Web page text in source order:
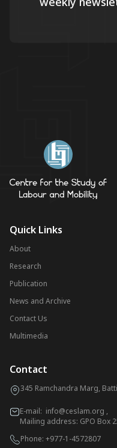
Quick Links
About
Research
Publication
News and Archive
Contact Us
Multimedia
Contact
345 Ramchandra Marg,
E-mail: info@ceslam.org ,
Mailing address: GPO Box
Phone: +977-1-4572807